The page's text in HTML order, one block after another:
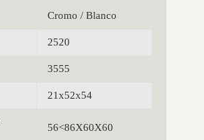
Cromo / Blanco
2520
3555
21x52x54
56<86X60X60